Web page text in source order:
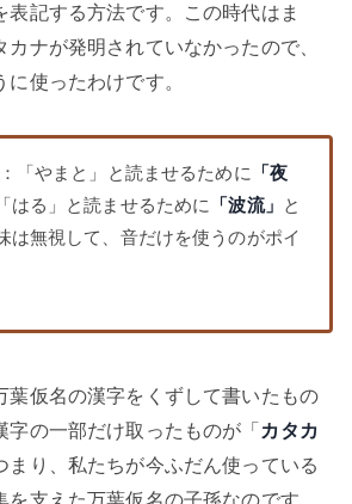
表記する方法です。この時代はま
カナが発明されていなかったので、
使ったわけです。
：「やまと」と読ませるために
「夜
はる」と読ませるために 「波流」 と
は無視して、音だけを使うのがポイ
葉仮名の漢字をくずして書いたもの
字の一部だけ取ったものが「 カタカ
まり、私たちが今ふだん使っている
支えた万葉仮名の子孫なのです。